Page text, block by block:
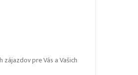
pre Vás a Vašich